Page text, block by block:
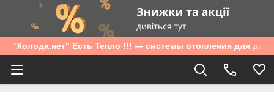
"Холода.нет" Есть Тепло !!! — системы отопления для дома